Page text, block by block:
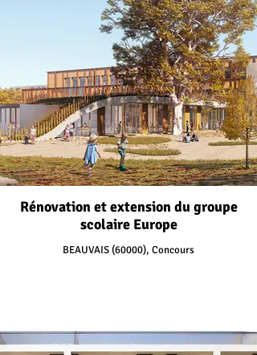
Rénovation et extension du groupe
scolaire Europe
BEAUVAIS (60000), Concours